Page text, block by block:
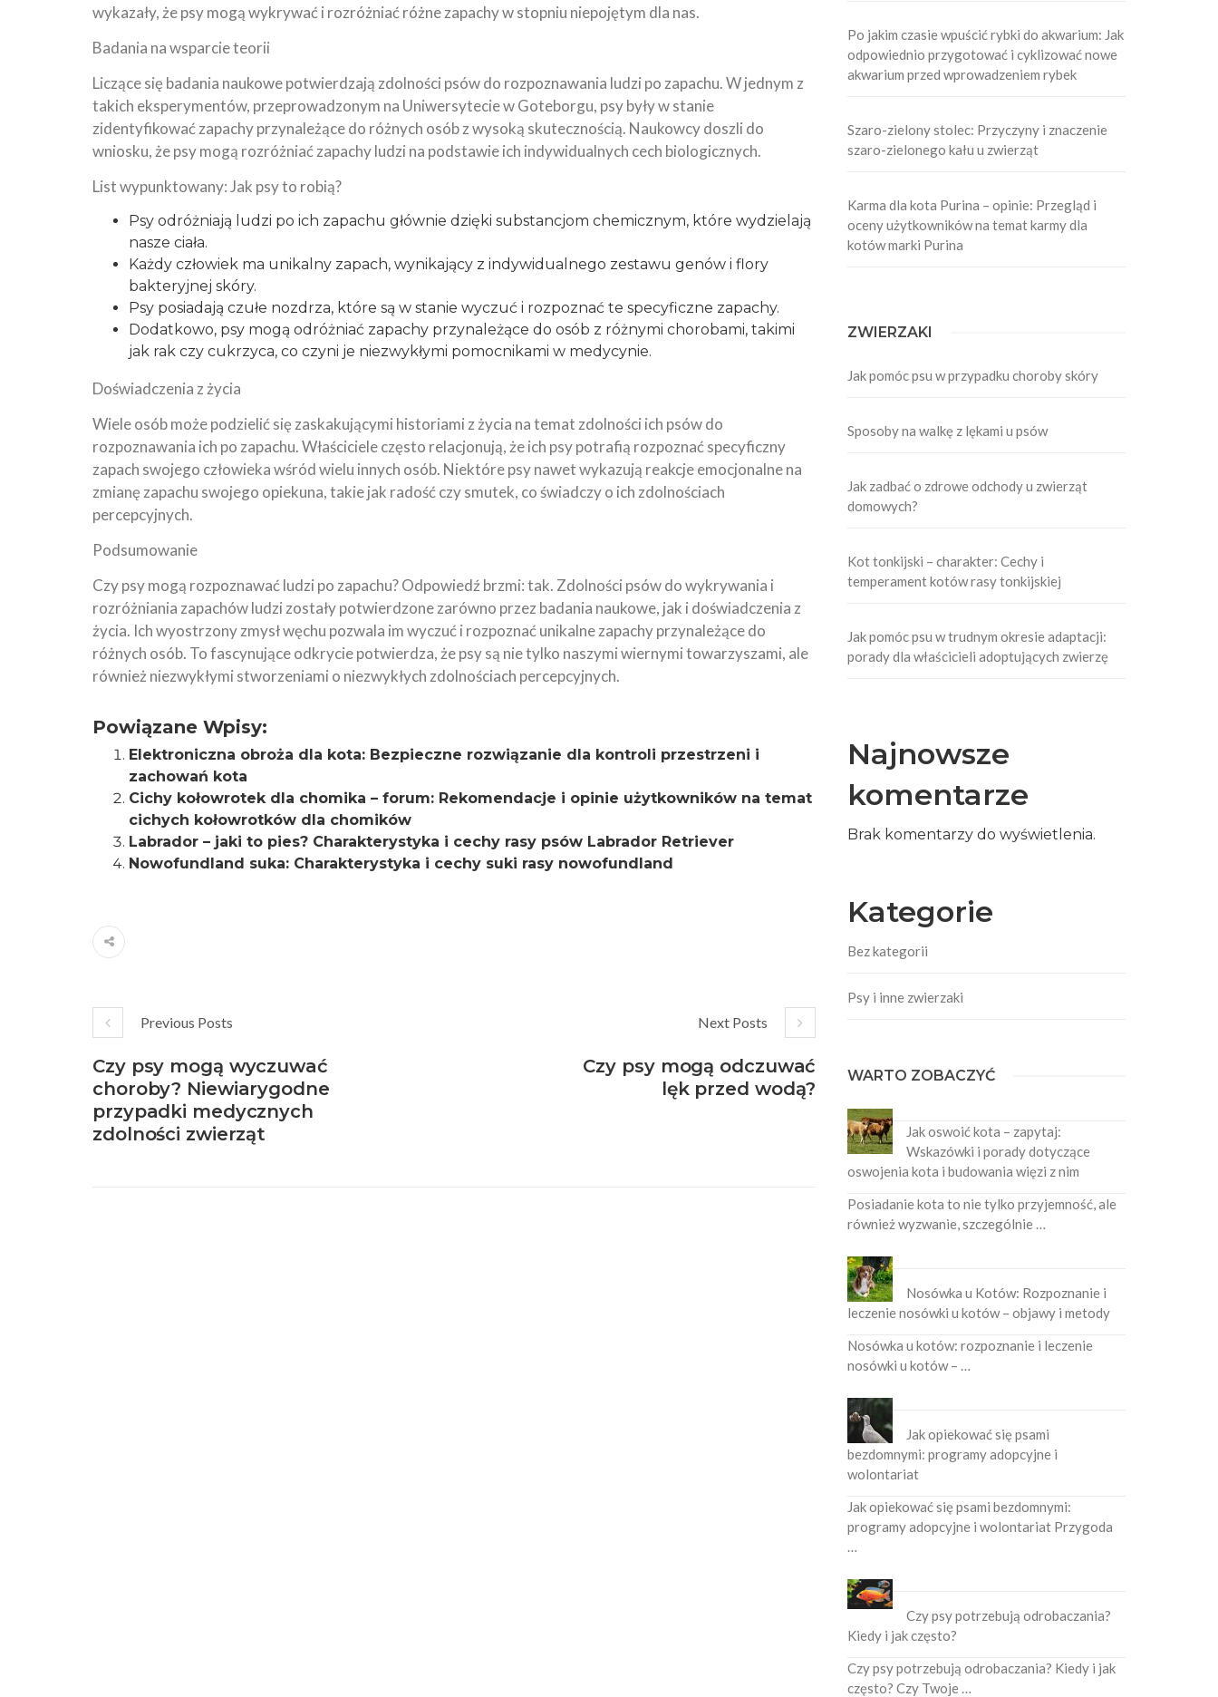
wykazały, że psy mogą wykrywać i rozróżniać różne zapachy w stopniu niepojętym dla nas.
Badania na wsparcie teorii
Liczące się badania naukowe potwierdzają zdolności psów do rozpoznawania ludzi po zapachu. W jednym z
takich eksperymentów, przeprowadzonym na Uniwersytecie w Goteborgu, psy były w stanie
zidentyfikować zapachy przynależące do różnych osób z wysoką skutecznością. Naukowcy doszli do
wniosku, że psy mogą rozróżniać zapachy ludzi na podstawie ich indywidualnych cech biologicznych.
List wypunktowany: Jak psy to robią?
Psy odróżniają ludzi po ich zapachu głównie dzięki substancjom chemicznym, które wydzielają
nasze ciała.
Każdy człowiek ma unikalny zapach, wynikający z indywidualnego zestawu genów i flory
bakteryjnej skóry.
Psy posiadają czułe nozdrza, które są w stanie wyczuć i rozpoznać te specyficzne zapachy.
Dodatkowo, psy mogą odróżniać zapachy przynależące do osób z różnymi chorobami, takimi
jak rak czy cukrzyca, co czyni je niezwykłymi pomocnikami w medycynie.
Doświadczenia z życia
Wiele osób może podzielić się zaskakującymi historiami z życia na temat zdolności ich psów do
rozpoznawania ich po zapachu. Właściciele często relacjonują, że ich psy potrafią rozpoznać specyficzny
zapach swojego człowieka wśród wielu innych osób. Niektóre psy nawet wykazują reakcje emocjonalne na
zmianę zapachu swojego opiekuna, takie jak radość czy smutek, co świadczy o ich zdolnościach
percepcyjnych.
Podsumowanie
Czy psy mogą rozpoznawać ludzi po zapachu? Odpowiedź brzmi: tak. Zdolności psów do wykrywania i
rozróżniania zapachów ludzi zostały potwierdzone zarówno przez badania naukowe, jak i doświadczenia z
życia. Ich wyostrzony zmysł węchu pozwala im wyczuć i rozpoznać unikalne zapachy przynależące do
różnych osób. To fascynujące odkrycie potwierdza, że psy są nie tylko naszymi wiernymi towarzyszami, ale
również niezwykłymi stworzeniami o niezwykłych zdolnościach percepcyjnych.
Powiązane Wpisy:
Elektroniczna obroża dla kota: Bezpieczne rozwiązanie dla kontroli przestrzeni i
zachowań kota
Cichy kołowrotek dla chomika – forum: Rekomendacje i opinie użytkowników na temat
cichych kołowrotków dla chomików
Labrador – jaki to pies? Charakterystyka i cechy rasy psów Labrador Retriever
Nowofundland suka: Charakterystyka i cechy suki rasy nowofundland
Previous Posts
Czy psy mogą wyczuwać
choroby? Niewiarygodne
przypadki medycznych
zdolności zwierząt
Next Posts
Czy psy mogą odczuwać
lęk przed wodą?
Po jakim czasie wpuścić rybki do akwarium: Jak
odpowiednio przygotować i cyklizować nowe
akwarium przed wprowadzeniem rybek
Szaro-zielony stolec: Przyczyny i znaczenie
szaro-zielonego kału u zwierząt
Karma dla kota Purina – opinie: Przegląd i
oceny użytkowników na temat karmy dla
kotów marki Purina
ZWIERZAKI
Jak pomóc psu w przypadku choroby skóry
Sposoby na walkę z lękami u psów
Jak zadbać o zdrowe odchody u zwierząt
domowych?
Kot tonkijski – charakter: Cechy i
temperament kotów rasy tonkijskiej
Jak pomóc psu w trudnym okresie adaptacji:
porady dla właścicieli adoptujących zwierzę
Najnowsze
komentarze
Brak komentarzy do wyświetlenia.
Kategorie
Bez kategorii
Psy i inne zwierzaki
WARTO ZOBACZYĆ
Jak oswoić kota – zapytaj:
Wskazówki i porady dotyczące
oswojenia kota i budowania więzi z nim
Posiadanie kota to nie tylko przyjemność, ale
również wyzwanie, szczególnie …
Nosówka u Kotów: Rozpoznanie i
leczenie nosówki u kotów – objawy i metody
Nosówka u kotów: rozpoznanie i leczenie
nosówki u kotów – …
Jak opiekować się psami
bezdomnymi: programy adopcyjne i
wolontariat
Jak opiekować się psami bezdomnymi:
programy adopcyjne i wolontariat Przygoda
…
Czy psy potrzebują odrobaczania?
Kiedy i jak często?
Czy psy potrzebują odrobaczania? Kiedy i jak
często? Czy Twoje …